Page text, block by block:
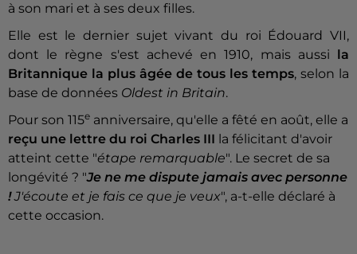
à son mari et à ses deux filles.
Elle est le dernier sujet vivant du roi Édouard VII,
dont le règne s'est achevé en 1910, mais aussi
la
Britannique la plus âgée de tous les temps, selon la
base de données Oldest in Britain.
Pour son 115e anniversaire, qu'elle a fêté en août, elle a
reçu une lettre du roi Charles III la félicitant d'avoir
atteint cette "étape remarquable". Le secret de sa
longévité ? "Je ne me dispute jamais avec personne
!J'écoute et je fais ce que je veux", a-t-elle déclaré à
cette occasion.